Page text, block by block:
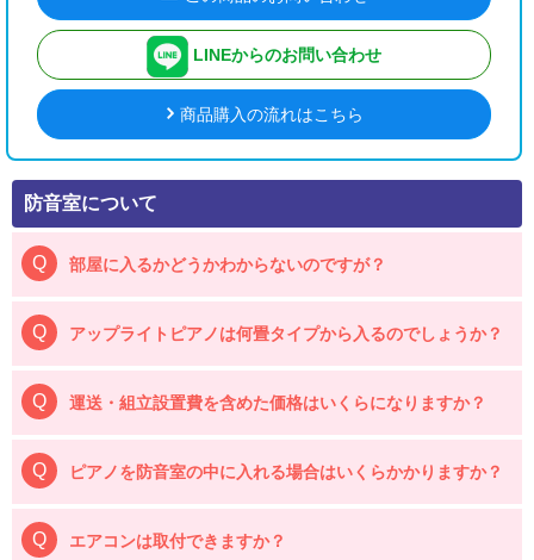
LINEからのお問い合わせ
商品購入の流れはこちら
防音室について
部屋に入るかどうかわからないのですが？
アップライトピアノは何畳タイプから入るのでしょうか？
運送・組立設置費を含めた価格はいくらになりますか？
ピアノを防音室の中に入れる場合はいくらかかりますか？
エアコンは取付できますか？